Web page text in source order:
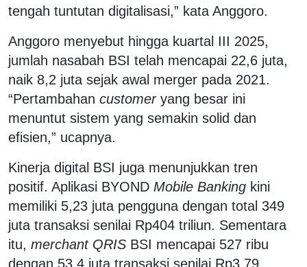
tengah tuntutan digitalisasi,” kata Anggoro.
Anggoro menyebut hingga kuartal III 2025,
jumlah nasabah BSI telah mencapai 22,6 juta,
naik 8,2 juta sejak awal merger pada 2021.
“Pertambahan customeryang besar ini
menuntut sistem yang semakin solid dan
efisien,” ucapnya.
Kinerja digital BSI juga menunjukkan tren
positif. Aplikasi BYOND Mobile Banking kini
memiliki 5,23 juta pengguna dengan total 349
juta transaksi senilai Rp404 triliun. Sementara
itu, merchant QRIS BSI mencapai 527 ribu
dengan 53,4 juta transaksi senilai Rp3,79